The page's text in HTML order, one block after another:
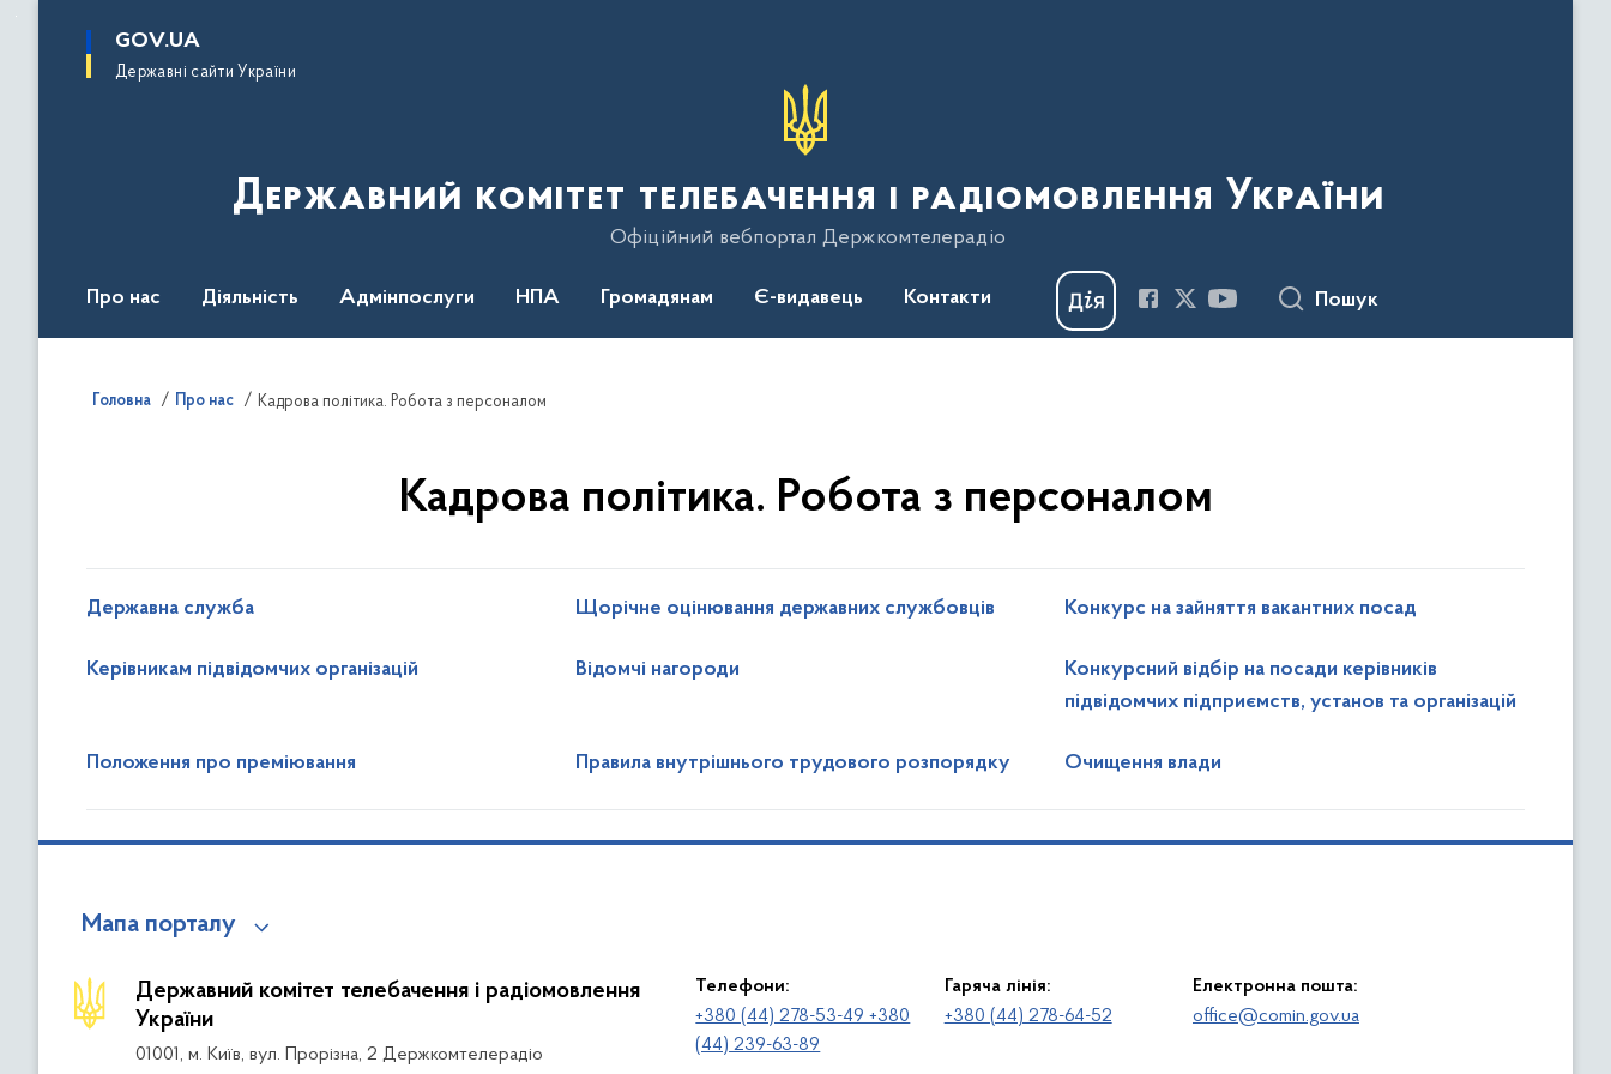
основного
GOV.UA
Державні сайти України
Державний комітет телебачення і радіомовлення України
Офіційний вебпортал Держкомтелерадіо
Про нас Діяльність Адмінпослуги НПА Громадянам Є-видавець Контакти Пошук
Головна Про нас Кадрова політика. Робота з персоналом
Кадрова політика. Робота з персоналом
Державна служба Щорічне оцінювання державних службовців Конкурс на зайняття вакантних посад
Керівникам підвідомчих організацій Відомчі нагороди
Конкурсний відбір на посади керівників
підвідомчих підприємств, установ та організацій
Положення про преміювання Правила внутрішнього трудового розпорядку Очищення влади
Мапа порталу
Державний комітет телебачення і радіомовлення
України
01001, м. Київ, вул. Прорізна, 2 Держкомтелерадіо
Телефони:
+380 (44) 278-53-49 +380
(44) 239-63-89
Гаряча лінія:
+380 (44) 278-64-52
Електронна пошта:
office@comin.gov.ua